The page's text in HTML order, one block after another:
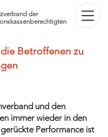
der
Betroffenen zu
und den
immer wieder in den
Performance ist